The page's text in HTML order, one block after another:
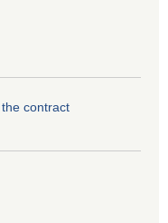
contract